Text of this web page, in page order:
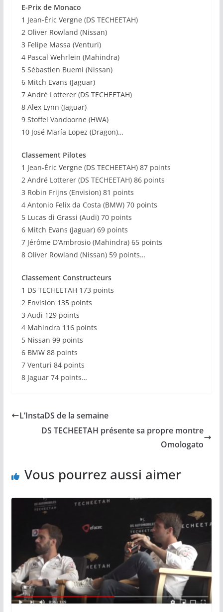
E-Prix de Monaco
1 Jean-Éric Vergne (DS TECHEETAH)
2 Oliver Rowland (Nissan)
3 Felipe Massa (Venturi)
4 Pascal Wehrlein (Mahindra)
5 Sébastien Buemi (Nissan)
6 Mitch Evans (Jaguar)
7 André Lotterer (DS TECHEETAH)
8 Alex Lynn (Jaguar)
9 Stoffel Vandoorne (HWA)
10 José María Lopez (Dragon)…
Classement Pilotes
1 Jean-Éric Vergne (DS TECHEETAH) 87 points
2 André Lotterer (DS TECHEETAH) 86 points
3 Robin Frijns (Envision) 81 points
4 Antonio Felix da Costa (BMW) 70 points
5 Lucas di Grassi (Audi) 70 points
6 Mitch Evans (Jaguar) 69 points
7 Jérôme D’Ambrosio (Mahindra) 65 points
8 Oliver Rowland (Nissan) 59 points…
Classement Constructeurs
1 DS TECHEETAH 173 points
2 Envision 135 points
3 Audi 129 points
4 Mahindra 116 points
5 Nissan 99 points
6 BMW 88 points
7 Venturi 84 points
8 Jaguar 74 points…
L’InstaDS de la semaine
DS TECHEETAH présente sa propre montre
Omologato
Vous pourrez aussi aimer